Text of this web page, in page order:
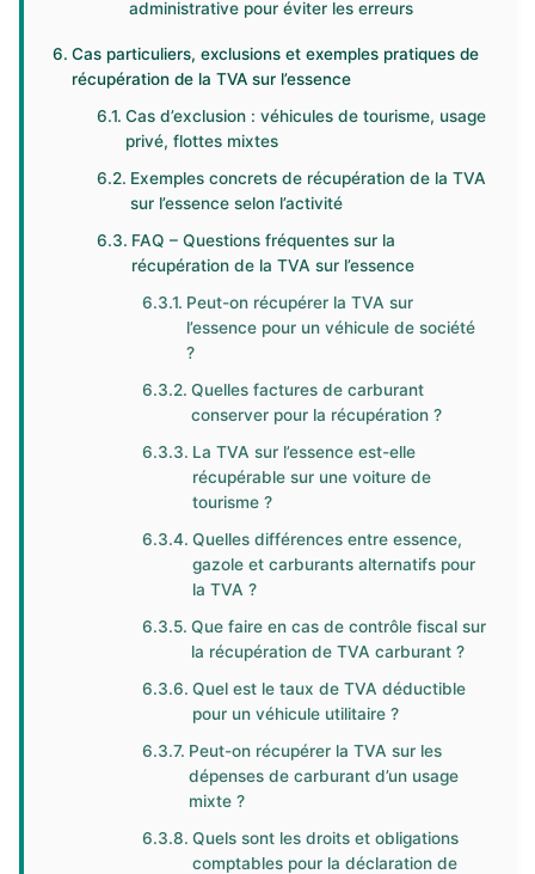
administrative pour éviter les erreurs
Cas particuliers, exclusions et exemples pratiques de
récupération de la TVA sur l’essence
Cas d’exclusion : véhicules de tourisme, usage
privé, flottes mixtes
Exemples concrets de récupération de la TVA
sur l’essence selon l’activité
FAQ – Questions fréquentes sur la
récupération de la TVA sur l’essence
Peut-on récupérer la TVA sur
l’essence pour un véhicule de société
?
Quelles factures de carburant
conserver pour la récupération ?
La TVA sur l’essence est-elle
récupérable sur une voiture de
tourisme ?
Quelles différences entre essence,
gazole et carburants alternatifs pour
la TVA ?
Que faire en cas de contrôle fiscal sur
la récupération de TVA carburant ?
Quel est le taux de TVA déductible
pour un véhicule utilitaire ?
Peut-on récupérer la TVA sur les
dépenses de carburant d’un usage
mixte ?
Quels sont les droits et obligations
comptables pour la déclaration de